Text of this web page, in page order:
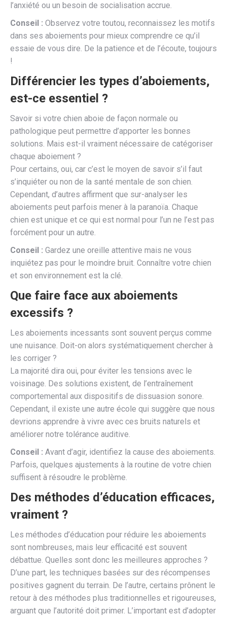
l’anxiété ou un besoin de socialisation accrue.
Conseil : Observez votre toutou, reconnaissez les motifs
dans ses aboiements pour mieux comprendre ce qu’il
essaie de vous dire. De la patience et de l’écoute, toujours
!
Différencier les types d’aboiements,
est-ce essentiel ?
Savoir si votre chien aboie de façon normale ou
pathologique peut permettre d’apporter les bonnes
solutions. Mais est-il vraiment nécessaire de catégoriser
chaque aboiement ?
Pour certains, oui, car c’est le moyen de savoir s’il faut
s’inquiéter ou non de la santé mentale de son chien.
Cependant, d’autres affirment que sur-analyser les
aboiements peut parfois mener à la paranoïa. Chaque
chien est unique et ce qui est normal pour l’un ne l’est pas
forcément pour un autre.
Conseil : Gardez une oreille attentive mais ne vous
inquiétez pas pour le moindre bruit. Connaître votre chien
et son environnement est la clé.
Que faire face aux aboiements
excessifs ?
Les aboiements incessants sont souvent perçus comme
une nuisance. Doit-on alors systématiquement chercher à
les corriger ?
La majorité dira oui, pour éviter les tensions avec le
voisinage. Des solutions existent, de l’entraînement
comportemental aux dispositifs de dissuasion sonore.
Cependant, il existe une autre école qui suggère que nous
devrions apprendre à vivre avec ces bruits naturels et
améliorer notre tolérance auditive.
Conseil : Avant d’agir, identifiez la cause des aboiements.
Parfois, quelques ajustements à la routine de votre chien
suffisent à résoudre le problème.
Des méthodes d’éducation efficaces,
vraiment ?
Les méthodes d’éducation pour réduire les aboiements
sont nombreuses, mais leur efficacité est souvent
débattue. Quelles sont donc les meilleures approches ?
D’une part, les techniques basées sur des récompenses
positives gagnent du terrain. De l’autre, certains prônent le
retour à des méthodes plus traditionnelles et rigoureuses,
arguant que l’autorité doit primer. L’important est d’adopter